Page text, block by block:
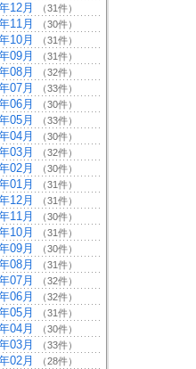
12月 （31件）
11月 （30件）
10月 （31件）
09月 （31件）
08月 （32件）
07月 （33件）
06月 （30件）
05月 （33件）
04月 （30件）
03月 （32件）
02月 （30件）
01月 （31件）
12月 （31件）
11月 （30件）
10月 （31件）
09月 （30件）
08月 （31件）
07月 （32件）
06月 （32件）
05月 （31件）
04月 （30件）
03月 （33件）
02月 （28件）